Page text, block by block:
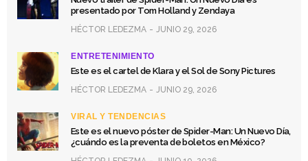
presentado por Tom Holland y Zendaya
HÉCTOR LEDEZMA JUNIO 29, 2026
ENTRETENIMIENTO
Este es el cartel de Klara y el Sol de Sony Pictures
HÉCTOR LEDEZMA JUNIO 29, 2026
VIRAL Y TENDENCIAS
Este es el nuevo póster de Spider-Man: Un Nuevo Día,
¿cuándo es la preventa de boletos en México?